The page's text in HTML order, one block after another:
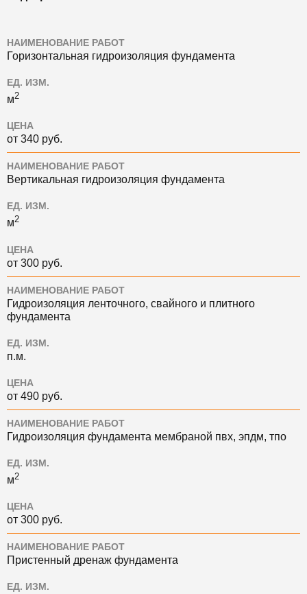
НАИМЕНОВАНИЕ РАБОТ
Горизонтальная гидроизоляция фундамента
ЕД. ИЗМ.
м2
ЦЕНА
от 340 руб.
НАИМЕНОВАНИЕ РАБОТ
Вертикальная гидроизоляция фундамента
ЕД. ИЗМ.
м2
ЦЕНА
от 300 руб.
НАИМЕНОВАНИЕ РАБОТ
Гидроизоляция ленточного, свайного и плитного
фундамента
ЕД. ИЗМ.
п.м.
ЦЕНА
от 490 руб.
НАИМЕНОВАНИЕ РАБОТ
Гидроизоляция фундамента мембраной пвх, эпдм, тпо
ЕД. ИЗМ.
м2
ЦЕНА
от 300 руб.
НАИМЕНОВАНИЕ РАБОТ
Пристенный дренаж фундамента
ЕД. ИЗМ.